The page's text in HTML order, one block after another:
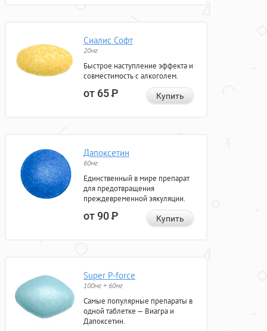
Сиалис Софт
20мг
Быстрое наступление эффекта и
совместимость с алкоголем.
от 65Р Купить
Дапоксетин
60мг
Единственный в мире препарат
для предотвращения
преждевременной эякуляции.
от 90Р Купить
Super P-force
100мг + 60мг
Самые популярные препараты в
одной таблетке — Виагра и
Дапоксетин.